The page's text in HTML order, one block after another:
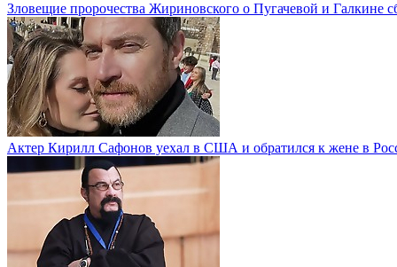
Зловещие пророчества Жириновского о Пугачевой и Галкине
Актер Кирилл Сафонов уехал в США и обратился к жене в